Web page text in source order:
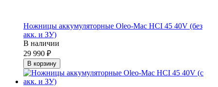
Ножницы аккумуляторные Oleo-Mac HCI 45 40V (без
акк. и ЗУ)
В наличии
29 990
В корзину